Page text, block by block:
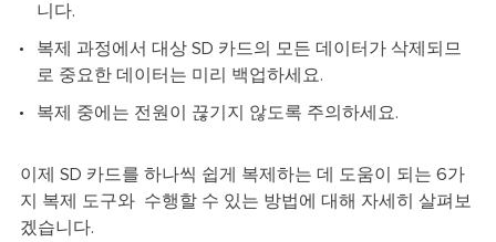
니다.
복제 과정에서 대상 SD 카드의 모든 데이터가 삭제되므
로 중요한 데이터는 미리 백업하세요.
복제 중에는 전원이 끊기지 않도록 주의하세요.
이제 SD 카드를 하나씩 쉽게 복제하는 데 도움이 되는 6가
지 복제 도구와 수행할 수 있는 방법에 대해 자세히 살펴보
겠습니다.